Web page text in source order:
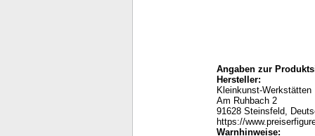
Angaben zur
Hersteller:
Kleinkunst-
Am Ruhbach 2
91628 Steinsfeld,
https://
Warnhinweise: